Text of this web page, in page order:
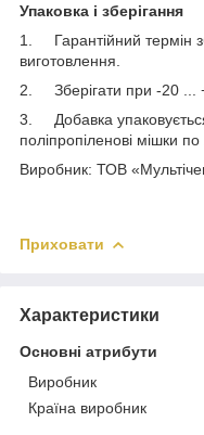
Упаковка і зберігання
1. Гарантійний термін
виготовлення.
2. Зберігати при -20 ...
3. Добавка упаковується
поліпропіленові мішки
Виробник: ТОВ
Приховати
Характеристики
Основні атрибути
Виробник
Країна виробник